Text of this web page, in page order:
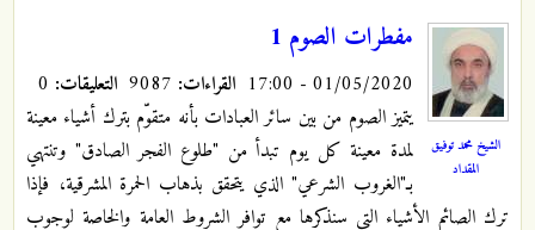
الشيخ محمد توفيق
المقداد
مفطرات الصوم 1
01/05/2020 - 17:00 القراءات: التعليقات:
يتميز الصوم من بين سائر العبادات بأنه متقوّم بترك أشياء معينة
لمدة معينة كل يوم تبدأ من "طلوع الفجر الصادق" وتنتهي
بـ"الغروب الشرعي" الذي يتحقق بذهاب الحمرة المشرقية، فإذا
ترك الصائم الأشياء التي سنذكرها مع توافر الشروط العامة والخاصة لوجوب